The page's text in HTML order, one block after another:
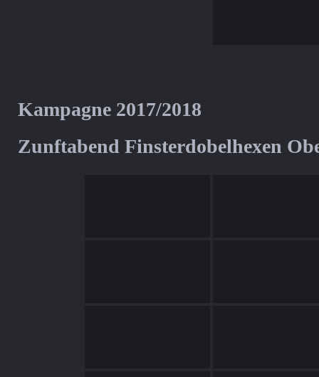
Kampagne 2017/2018
Zunftabend Finsterdobelhexen